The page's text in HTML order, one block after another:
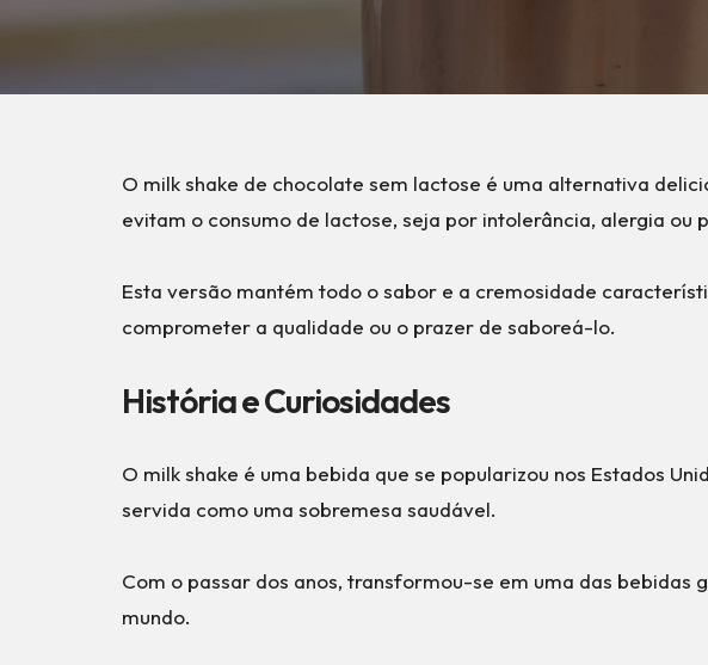
O milk shake de chocolate sem lactose é uma alternativa
evitam o consumo de lactose, seja por intolerância, alergia ou
Esta versão mantém todo o sabor e a cremosidade
comprometer a qualidade ou o prazer de saboreá-lo.
História e Curiosidades
O milk shake é uma bebida que se popularizou nos Estados
servida como uma sobremesa saudável.
Com o passar dos anos, transformou-se em uma das bebidas
mundo.